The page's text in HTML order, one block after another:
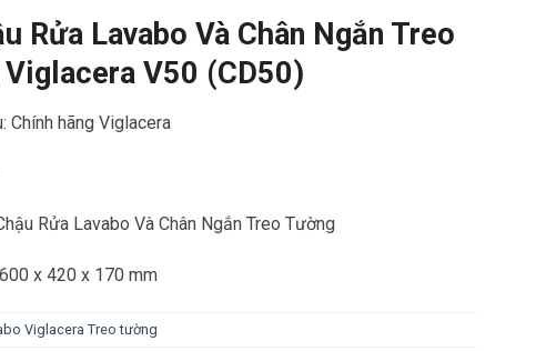
Rửa Lavabo Và Chân Ngắn Treo
V50 (CD50)
Chính hãng Viglacera
Rửa Lavabo Và Chân Ngắn Treo Tường
x 420 x 170 mm
Viglacera Treo tường